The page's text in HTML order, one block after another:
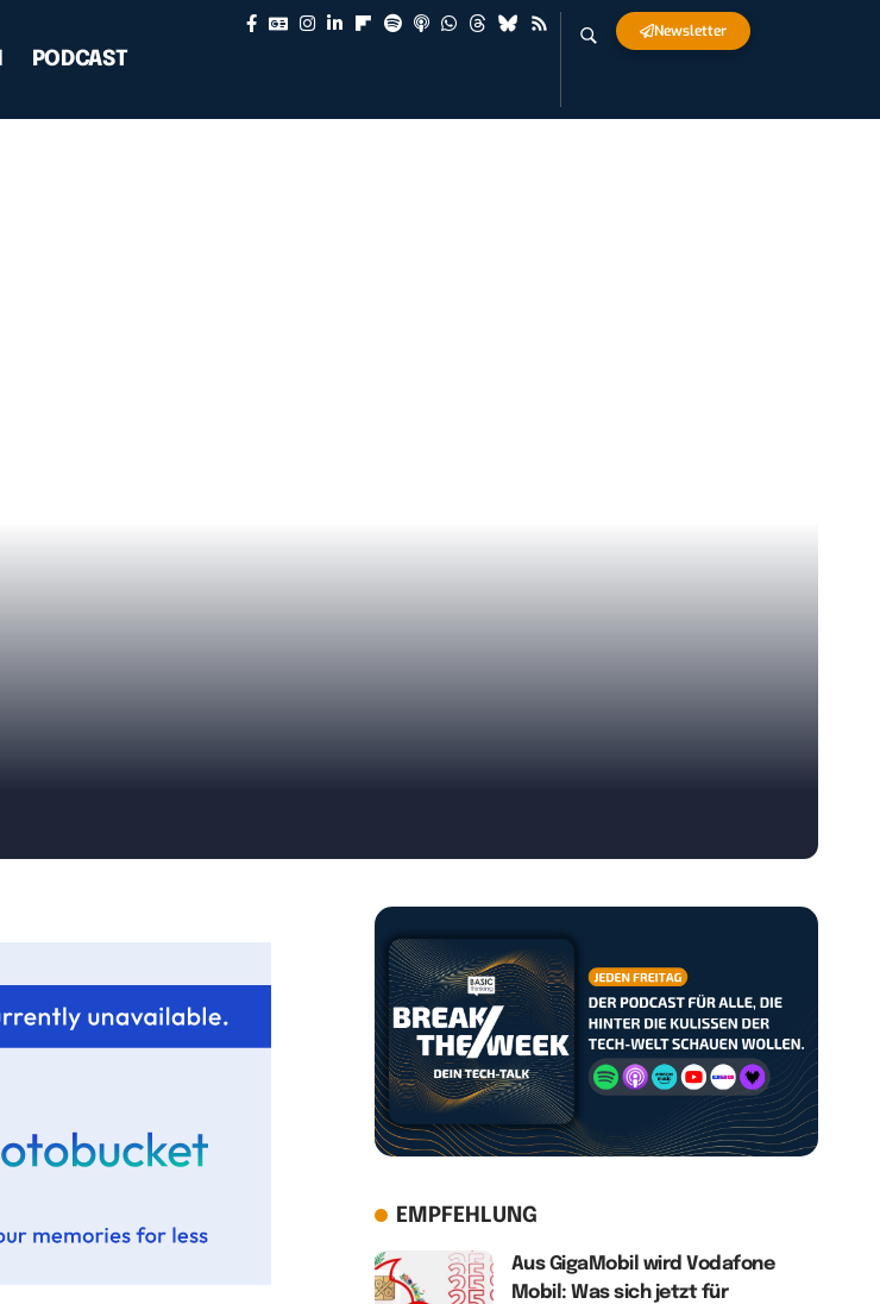
PODCAST
Newsletter
EMPFEHLUNG
Aus GigaMobil wird Vodafone
Mobil: Was sich jetzt für